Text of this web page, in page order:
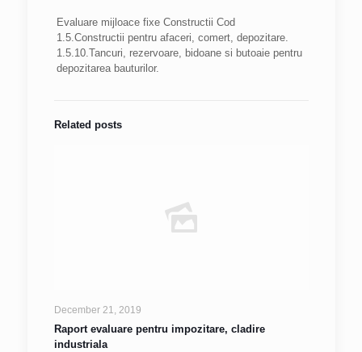
Evaluare mijloace fixe Constructii Cod
1.5.Constructii pentru afaceri, comert, depozitare.
1.5.10.Tancuri, rezervoare, bidoane si butoaie pentru
depozitarea bauturilor.
Related posts
December 21, 2019
Raport evaluare pentru impozitare, cladire
industriala